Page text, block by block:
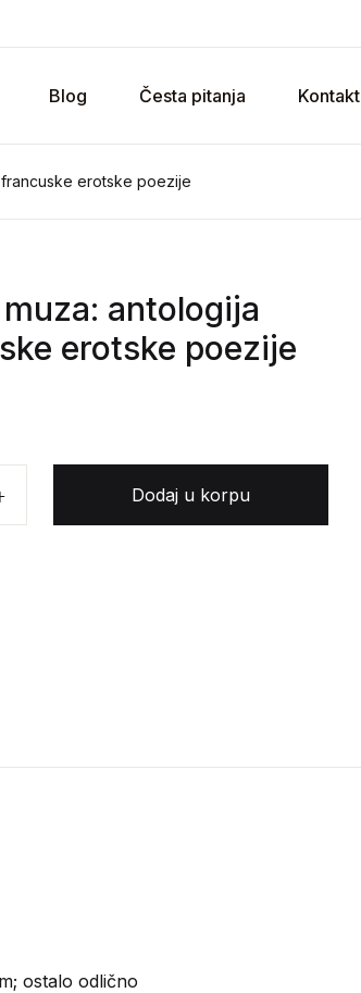
Blog Česta pitanja Kontakt
erotske poezije
antologija
erotske poezije
Dodaj u korpu
ostalo odlično